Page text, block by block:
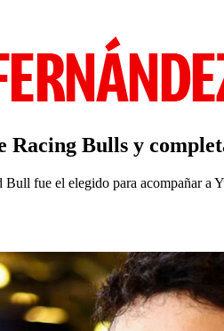
Racing Bulls y
fue el elegido para acompañar a